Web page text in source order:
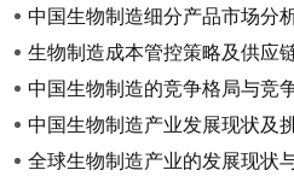
中国生物制造细分产品市场分
生物制造成本管控策略及供应
中国生物制造的竞争格局与竞
中国生物制造产业发展现状及
全球生物制造产业的发展现状